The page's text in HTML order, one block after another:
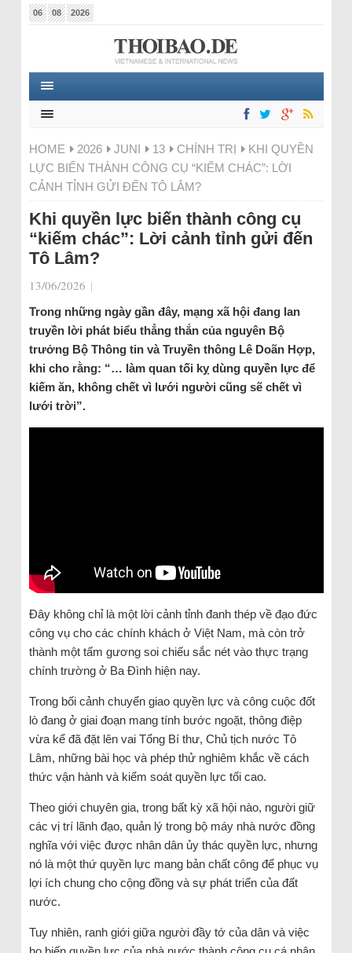
06 08 2026
HOME 2026 JUNI 13 CHÍNH TRỊ
KHI QUYỀN
LỰC BIẾN THÀNH CÔNG CỤ “KIẾM CHÁC”: LỜI
CẢNH TỈNH GỬI ĐẾN TÔ LÂM?
Khi quyền lực biến thành công cụ
“kiếm chác”: Lời cảnh tỉnh gửi đến
Tô Lâm?
13/06/2026 |
Trong những ngày gần đây, mạng xã hội đang lan
truyền lời phát biểu thẳng thắn của nguyên Bộ
trưởng Bộ Thông tin và Truyền thông Lê Doãn Hợp,
khi cho rằng: “… làm quan tối kỵ dùng quyền lực để
kiếm ăn, không chết vì lưới người cũng sẽ chết vì
lưới trời”.
Đây không chỉ là một lời cảnh tỉnh đanh thép về đạo đức
công vụ cho các chính khách ở Việt Nam, mà còn trở
thành một tấm gương soi chiếu sắc nét vào thực trạng
chính trường ở Ba Đình hiện nay.
Trong bối cảnh chuyển giao quyền lực và công cuộc đốt
lò đang ở giai đoạn mang tính bước ngoặt, thông điệp
vừa kể đã đặt lên vai Tổng Bí thư, Chủ tịch nước Tô
Lâm, những bài học và phép thử nghiêm khắc về cách
thức vận hành và kiểm soát quyền lực tối cao.
Theo giới chuyên gia, trong bất kỳ xã hội nào, người giữ
các vị trí lãnh đạo, quản lý trong bộ máy nhà nước đồng
nghĩa với việc được nhân dân ủy thác quyền lực, nhưng
nó là một thứ quyền lực mang bản chất công để phục vụ
lợi ích chung cho cộng đồng và sự phát triển của đất
nước.
Tuy nhiên, ranh giới giữa người đầy tớ của dân và việc